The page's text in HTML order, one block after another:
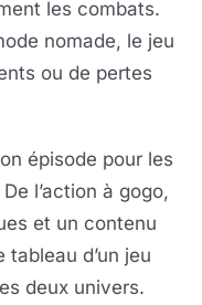
les combats.
nomade, le jeu
ou de pertes
épisode pour les
l’action à gogo,
et un contenu
d’un jeu
deux univers.